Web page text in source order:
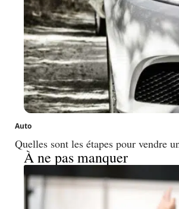
Auto
Quelles sont les étapes pour vendre
À ne pas manquer